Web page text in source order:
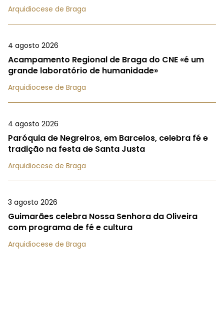
Arquidiocese de Braga
4 agosto 2026
Acampamento Regional de Braga do CNE «é um
grande laboratório de humanidade»
Arquidiocese de Braga
4 agosto 2026
Paróquia de Negreiros, em Barcelos, celebra fé e
tradição na festa de Santa Justa
Arquidiocese de Braga
3 agosto 2026
Guimarães celebra Nossa Senhora da Oliveira
com programa de fé e cultura
Arquidiocese de Braga